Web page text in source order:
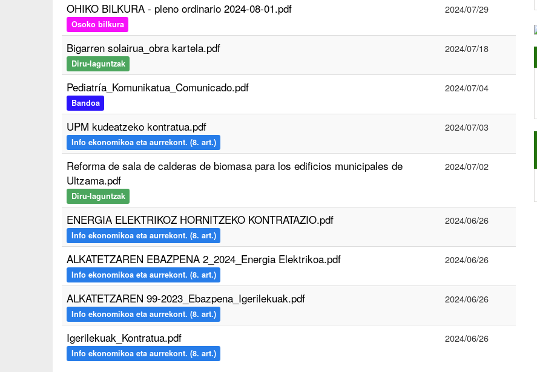
OHIKO BILKURA - pleno ordinario 2024-08-01.pdf
Osoko bilkura
2024/07/29
Bigarren solairua_obra kartela.pdf
Diru-laguntzak
2024/07/18
Pediatría_Komunikatua_Comunicado.pdf
Bandoa
2024/07/04
UPM kudeatzeko kontratua.pdf
Info ekonomikoa eta aurrekont. (8. art.)
2024/07/03
Reforma de sala de calderas de biomasa para los edificios municipales de
Ultzama.pdf
Diru-laguntzak
2024/07/02
ENERGIA ELEKTRIKOZ HORNITZEKO KONTRATAZIO.pdf
Info ekonomikoa eta aurrekont. (8. art.)
2024/06/26
ALKATETZAREN EBAZPENA 2_2024_Energia Elektrikoa.pdf
Info ekonomikoa eta aurrekont. (8. art.)
2024/06/26
ALKATETZAREN 99-2023_Ebazpena_Igerilekuak.pdf
Info ekonomikoa eta aurrekont. (8. art.)
2024/06/26
Igerilekuak_Kontratua.pdf
Info ekonomikoa eta aurrekont. (8. art.)
2024/06/26